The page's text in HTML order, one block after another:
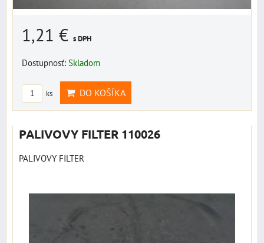
1,21 € s DPH
Dostupnosť: Skladom
ks DO KOŠÍKA
PALIVOVY FILTER 110026
PALIVOVY FILTER